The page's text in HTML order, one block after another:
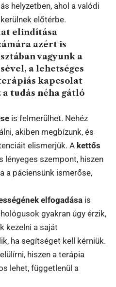
helyzetben, ahol a valódi
előtérbe.
elindítása
azért is
vagyunk a
a lehetséges
kapcsolat
tudás néha gátló
is felmerülhet. Nehéz
akiben megbízunk, és
elismerjük. A kettős
lényeges szempont, hiszen
a páciensünk ismerőse,
elfogadása is
gyakran úgy érzik,
kezelni a saját
ha segítséget kell kérniük.
hiszen a terápia
lehet, függetlenül a